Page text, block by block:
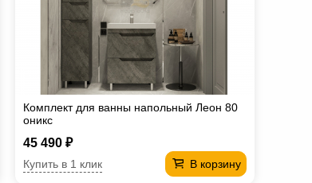
Комплект для ванны напольный Леон 80
оникс
45 490 ₽
В корзину
Купить в 1 клик